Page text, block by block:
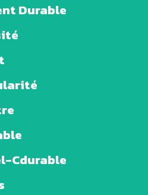
Durable
Cdurable